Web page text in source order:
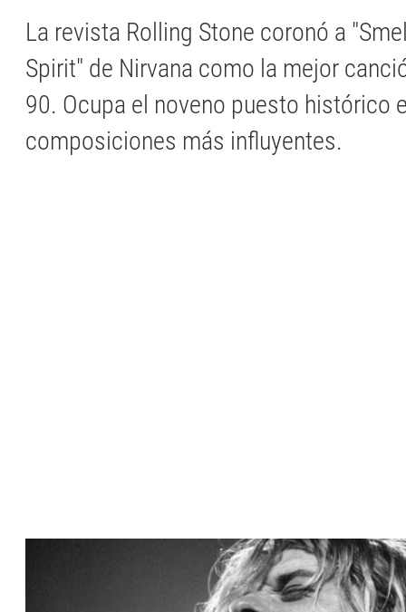
La revista Rolling Stone coronó a
Spirit" de Nirvana como la mejor
90. Ocupa el noveno puesto histórico
composiciones más influyentes.